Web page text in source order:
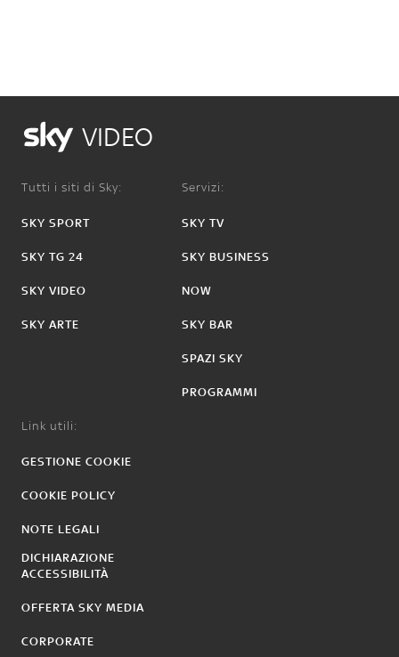
VIDEO
Tutti i siti di Sky:
SKY SPORT
SKY TG 24
SKY VIDEO
SKY ARTE
Servizi:
SKY TV
SKY BUSINESS
NOW
SKY BAR
SPAZI SKY
PROGRAMMI
Link utili:
GESTIONE COOKIE
COOKIE POLICY
NOTE LEGALI
DICHIARAZIONE
ACCESSIBILITÀ
OFFERTA SKY MEDIA
CORPORATE